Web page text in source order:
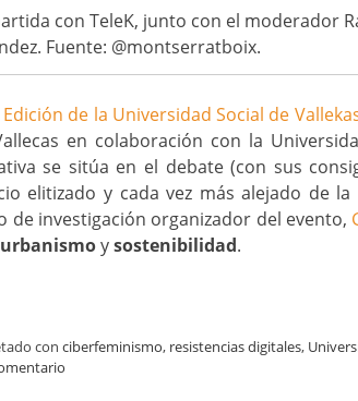
con TeleK, junto con el moderador
Fuente: @montserratboix.
Edición de la Universidad Social de
en colaboración con la
se sitúa en el debate (con sus
elitizado y cada vez más alejado de
de investigación organizador del evento,
urbanismoysostenibilidad.
con ciberfeminismo, resistencias digitales,